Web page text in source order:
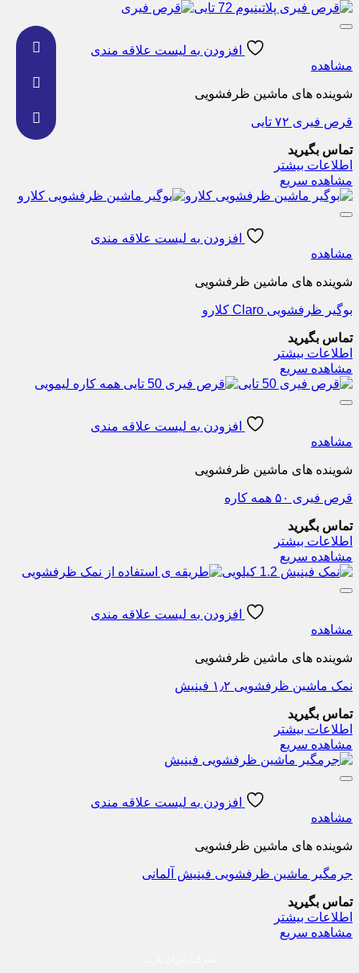
افزودن به لیست علاقه مندی
مشاهده
شوینده های ماشین ظرفشویی
قرص فیری ۷۲ تایی
تماس بگیرید
اطلاعات بیشتر
مشاهده سریع
افزودن به لیست علاقه مندی
مشاهده
شوینده های ماشین ظرفشویی
بوگیر ظرفشویی Claro کلارو
تماس بگیرید
اطلاعات بیشتر
مشاهده سریع
افزودن به لیست علاقه مندی
مشاهده
شوینده های ماشین ظرفشویی
قرص فیری ۵۰ همه کاره
تماس بگیرید
اطلاعات بیشتر
مشاهده سریع
افزودن به لیست علاقه مندی
مشاهده
شوینده های ماشین ظرفشویی
نمک ماشین ظرفشویی ۱٫۲ فینیش
تماس بگیرید
اطلاعات بیشتر
مشاهده سریع
افزودن به لیست علاقه مندی
مشاهده
شوینده های ماشین ظرفشویی
جرمگیر ماشین ظرفشویی فینیش آلمانی
تماس بگیرید
اطلاعات بیشتر
مشاهده سریع